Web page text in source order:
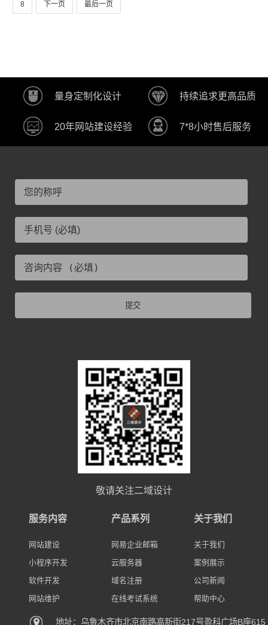
8 下一页 最后一页
量身定制化设计 持续追求更高品质
20年网站建设经验 7*8小时售后服务
提交
敬请关注二域设计
服务内容
网站建设
小程序开发
软件开发
网站维护
产品系列
网易企业邮箱
云服务器
域名注册
在线考试系统
关于我们
关于我们
案例展示
公司新闻
帮助中心
地址：乌鲁木齐市北京南路高新街217号盈科广场B座615